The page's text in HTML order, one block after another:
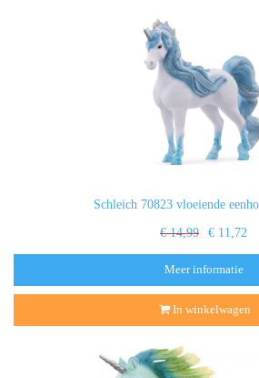
Schleich 70823 vloeiende
€ 14,99 € 11,72
Meer informatie
In winkelwagen